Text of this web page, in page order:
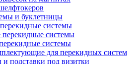
и буклетницы
системы
перекидные системы
системы
для перекидных систем
подставки под визитки